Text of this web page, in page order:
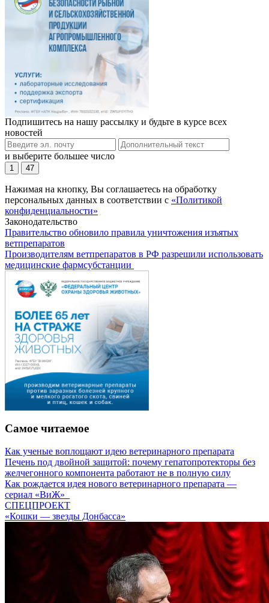
Подпишитесь на нашу рассылку и будьте в курсе всех
новостей
и выберите большее число
1 47
Нажимая на кнопку, Вы соглашаетесь на обработку
персональных данных в соответствии с «Политикой
конфиденциальности»
Законодательство
Правительство обновило правила уничтожения изъятых
ветпрепаратов
Производителям ветпрепаратов в РФ разрешили использовать
медицинские фармсубстанции
Самое читаемое
Как ученые воплощают идею ветеринарного препарата
Печень под двойной защитой: почему гепатопротекторы без
желчегонного компонента работают не в полную силу
Как рождается идея нового ветеринарного препарата —
сериал «ВиЖ»
СПЕЦПРОЕКТ
«Кошки — звезды Донбасса»